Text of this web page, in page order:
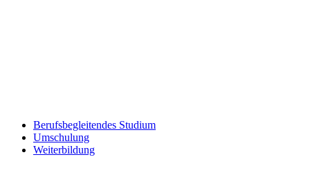
Berufsbegleitendes Studium
Umschulung
Weiterbildung